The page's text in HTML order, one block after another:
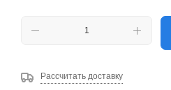
Рассчитать доставку